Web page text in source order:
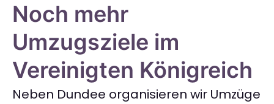
Noch mehr
Umzugsziele im
Vereinigten Königreich
Neben Dundee organisieren wir Umzüge